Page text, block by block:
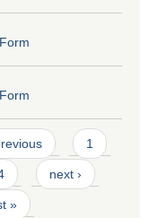
1
next ›
»